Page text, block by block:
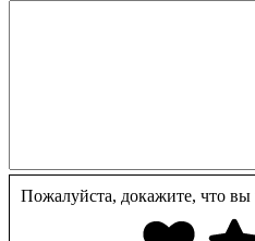
Пожалуйста, докажите, что вы